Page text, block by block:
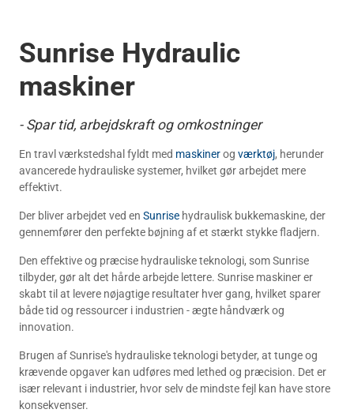
Sunrise Hydraulic
maskiner
- Spar tid, arbejdskraft og omkostninger
En travl værkstedshal fyldt med maskinerog værktøj, herunder
avancerede hydrauliske systemer, hvilket gør arbejdet mere
effektivt.
Der bliver arbejdet ved en Sunrisehydraulisk bukkemaskine, der
gennemfører den perfekte bøjning af et stærkt stykke fladjern.
Den effektive og præcise hydrauliske teknologi, som Sunrise
tilbyder, gør alt det hårde arbejde lettere. Sunrise maskiner er
skabt til at levere nøjagtige resultater hver gang, hvilket sparer
både tid og ressourcer i industrien - ægte håndværk og
innovation.
Brugen af Sunrise's hydrauliske teknologi betyder, at tunge og
krævende opgaver kan udføres med lethed og præcision. Det er
især relevant i industrier, hvor selv de mindste fejl kan have store
konsekvenser.